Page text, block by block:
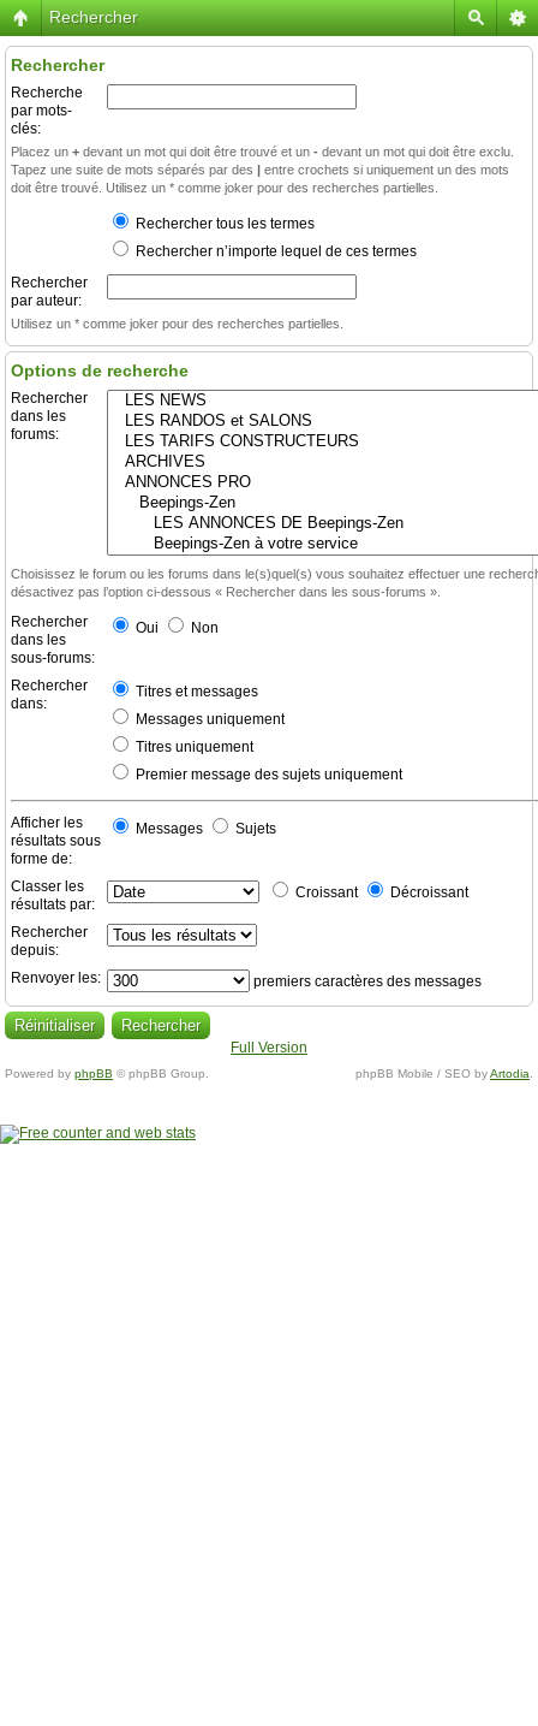
Rechercher
Rechercher
Recherche
par mots-
clés:
Placez un + devant un mot qui doit être trouvé et un - devant un mot qui doit être exclu.
Tapez une suite de mots séparés par des | entre crochets si uniquement un des mots
doit être trouvé. Utilisez un * comme joker pour des recherches partielles.
Rechercher tous les termes
Rechercher n’importe lequel de ces termes
Rechercher
par auteur:
Utilisez un * comme joker pour des recherches partielles.
Options de recherche
Rechercher
dans les
forums:
Choisissez le forum ou les forums dans le(s)quel(s) vous souhaitez effectuer une
désactivez pas l’option ci-dessous « Rechercher dans les sous-forums ».
Rechercher
dans les
sous-forums:
Oui Non
Rechercher
dans:
Titres et messages
Messages uniquement
Titres uniquement
Premier message des sujets uniquement
Afficher les
résultats sous
forme de:
Messages Sujets
Classer les
résultats par:
Croissant Décroissant
Rechercher
depuis:
Renvoyer les:
premiers caractères des messages
Full Version
Powered by phpBB © phpBB Group. phpBB Mobile / SEO byArtodia